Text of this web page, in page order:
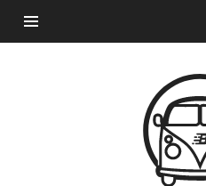
Buzzikuski